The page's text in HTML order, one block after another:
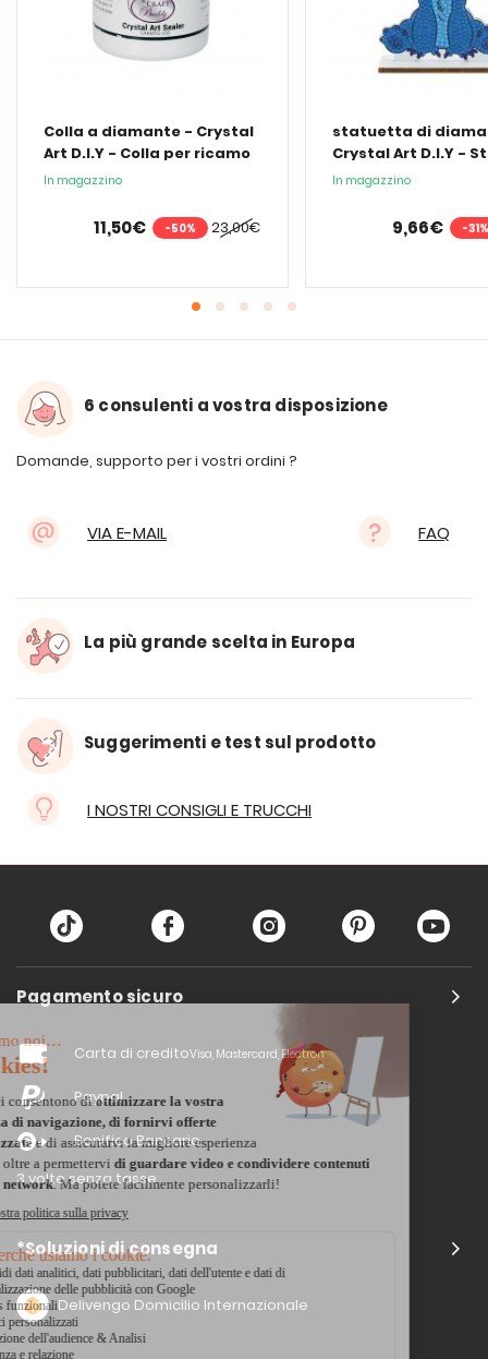
Colla a diamante - Crystal
Art D.I.Y - Colla per ricamo
a diamante - 150 ml
In magazzino
23,00€
11,50€ -50%
statuetta di
Crystal Art D.I.Y -
In magazzino
9,66€ -31%
6 consulenti a vostra disposizione
Domande, supporto per i vostri ordini ?
VIA E-MAIL FAQ
La più grande scelta in Europa
Suggerimenti e test sul prodotto
I NOSTRI CONSIGLI E TRUCCHI
Pagamento sicuro
Carta di creditoVisa, Mastercard, Electron
Paypal
Bonifico Bancario
3 volte senza tasse
*Soluzioni di consegna
Delivengo Domicilio Internazionale